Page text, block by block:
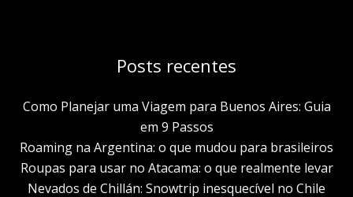
Posts recentes
Como Planejar uma Viagem para Buenos Aires: Guia
em 9 Passos
Roaming na Argentina: o que mudou para brasileiros
Roupas para usar no Atacama: o que realmente levar
Nevados de Chillán: Snowtrip inesquecível no Chile